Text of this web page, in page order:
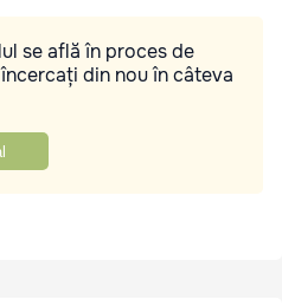
se află în proces de
din nou în câteva